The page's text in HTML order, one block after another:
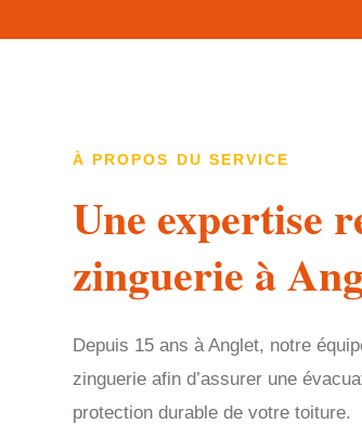
À PROPOS DU SERVICE
Une expertise
zinguerie à
Depuis 15 ans à Anglet, notre
zinguerie afin d’assurer une
protection durable de votre toiture.